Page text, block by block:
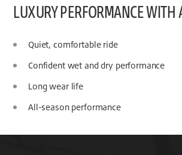
LUXURY PERFORMANCE WITH
Quiet, comfortable ride
Confident wet and dry performance
Long wear life
All-season performance